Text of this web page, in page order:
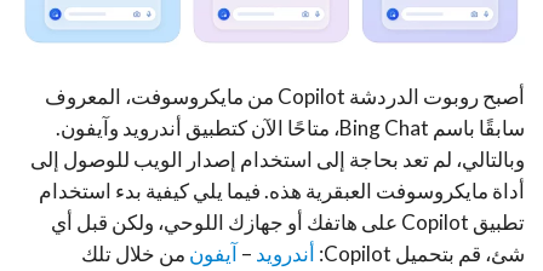
أصبح روبوت الدردشة Copilot من مايكروسوفت، المعروف
سابقًا باسم Bing Chat، متاحًا الآن كتطبيق أندرويد وآيفون.
وبالتالي، لم تعد بحاجة إلى استخدام إصدار الويب للوصول إلى
أداة مايكروسوفت العبقرية هذه. فيما يلي كيفية بدء استخدام
تطبيق Copilot على هاتفك أو جهازك اللوحي، ولكن قبل أي
شئ، قم بتحميل Copilot:
أندرويد – آيفون من خلال تلك